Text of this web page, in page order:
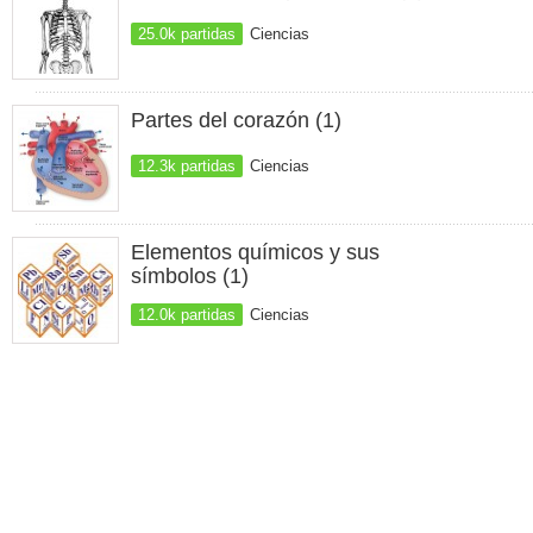
25.0k partidas Ciencias
Partes del corazón (1)
12.3k partidas Ciencias
Elementos químicos y sus
símbolos (1)
12.0k partidas Ciencias